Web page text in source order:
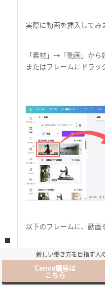
実際に動画を挿入してみ
「素材」→「動画」か
またはフレームにドラッ
以下のフレームに、動画
新しい働き方を目指す
Canva講座は
こちら